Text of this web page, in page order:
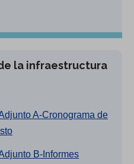
la infraestructura
A-Cronograma de
B-Informes